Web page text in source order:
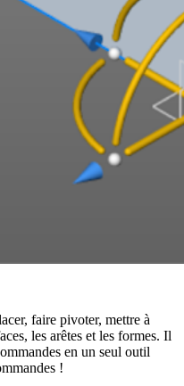
faire pivoter, mettre à
les arêtes et les formes. Il
en un seul outil
!